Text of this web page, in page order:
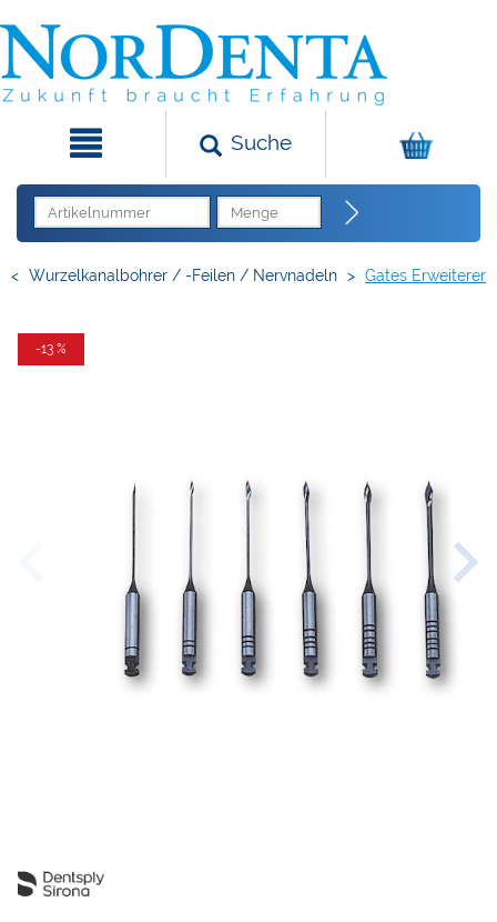
Suche
< Wurzelkanalbohrer / -Feilen / Nervnadeln > Gates Erweiterer
-13 %